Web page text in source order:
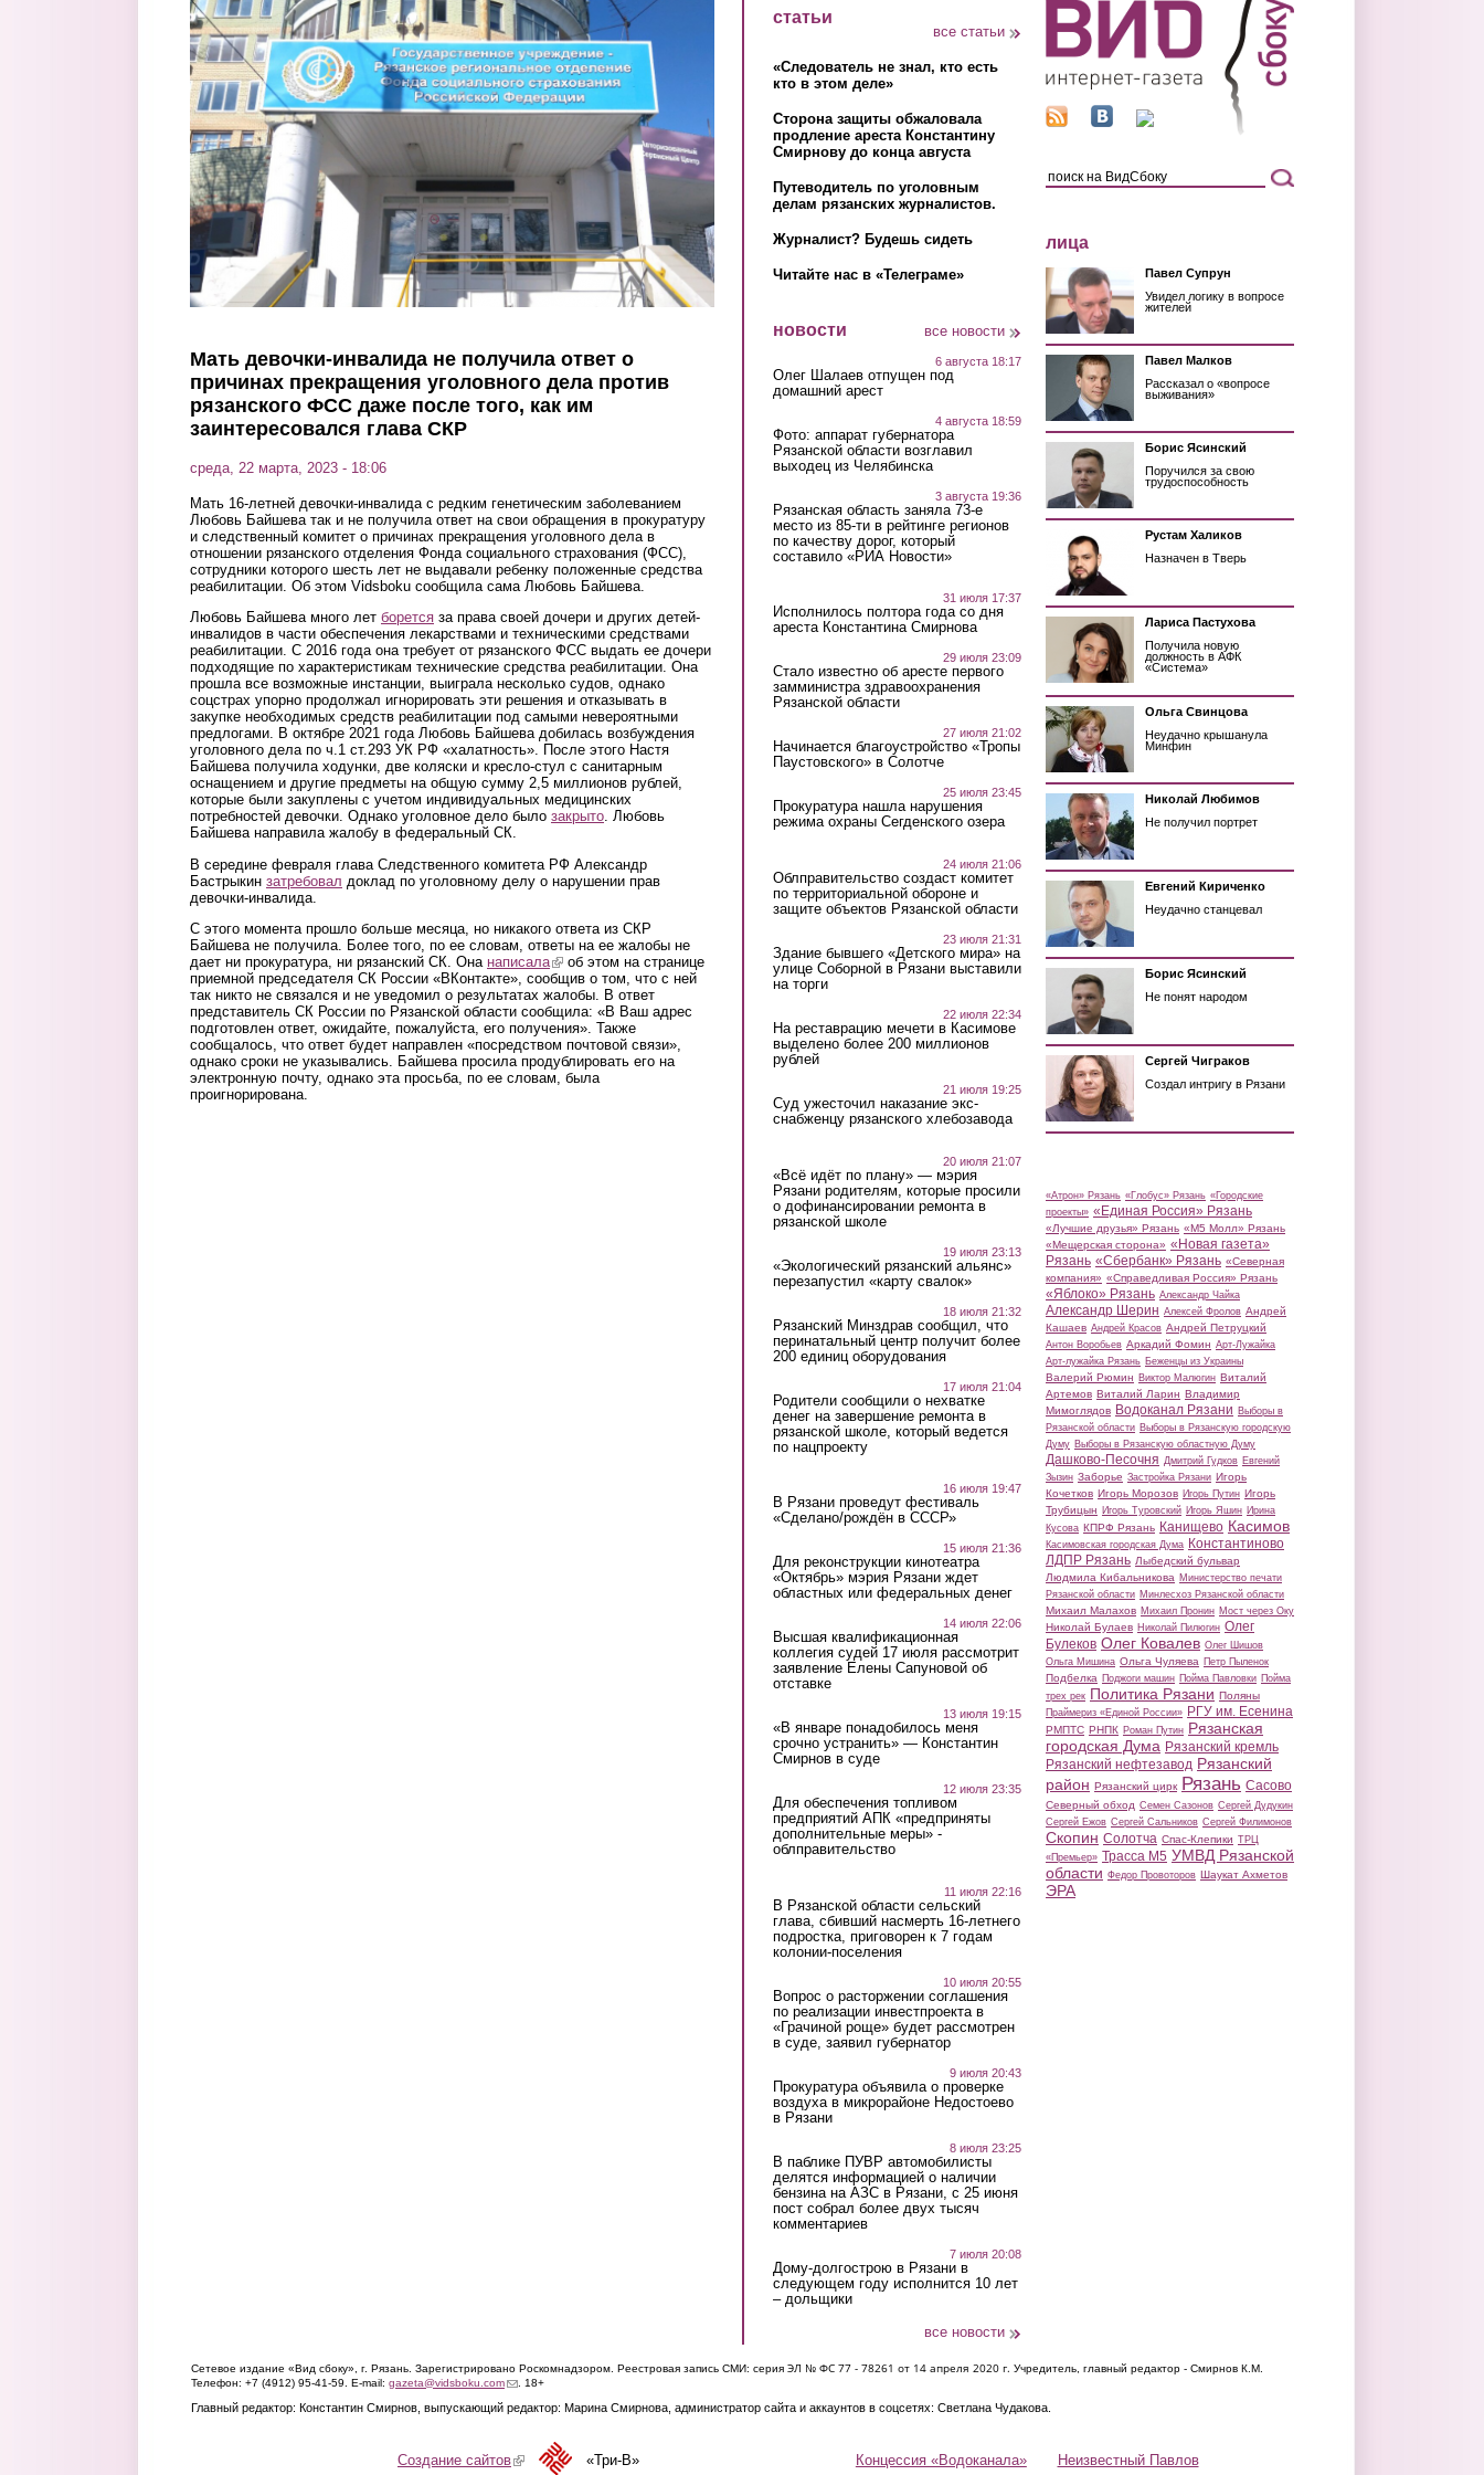
Перейти к основному содержанию
Мать девочки-инвалида не получила ответ о
причинах прекращения уголовного дела против
рязанского ФСС даже после того, как им
заинтересовался глава СКР
среда, 22 марта, 2023 - 18:06
Мать 16-летней девочки-инвалида с редким генетическим заболеванием
Любовь Байшева так и не получила ответ на свои обращения в прокуратуру
и следственный комитет о причинах прекращения уголовного дела в
отношении рязанского отделения Фонда социального страхования (ФСС),
сотрудники которого шесть лет не выдавали ребенку положенные средства
реабилитации. Об этом Vidsboku сообщила сама Любовь Байшева.
Любовь Байшева много лет борется за права своей дочери и других детей-
инвалидов в части обеспечения лекарствами и техническими средствами
реабилитации. С 2016 года она требует от рязанского ФСС выдать ее дочери
подходящие по характеристикам технические средства реабилитации. Она
прошла все возможные инстанции, выиграла несколько судов, однако
соцстрах упорно продолжал игнорировать эти решения и отказывать в
закупке необходимых средств реабилитации под самыми невероятными
предлогами. В октябре 2021 года Любовь Байшева добилась возбуждения
уголовного дела по ч.1 ст.293 УК РФ «халатность». После этого Настя
Байшева получила ходунки, две коляски и кресло-стул с санитарным
оснащением и другие предметы на общую сумму 2,5 миллионов рублей,
которые были закуплены с учетом индивидуальных медицинских
потребностей девочки. Однако уголовное дело было закрыто. Любовь
Байшева направила жалобу в федеральный СК.
В середине февраля глава Следственного комитета РФ Александр
Бастрыкин затребовал доклад по уголовному делу о нарушении прав
девочки-инвалида.
С этого момента прошло больше месяца, но никакого ответа из СКР
Байшева не получила. Более того, по ее словам, ответы на ее жалобы не
дает ни прокуратура, ни рязанский СК. Она написала(link is external)
об этом на странице
приемной председателя СК России «ВКонтакте», сообщив о том, что с ней
так никто не связался и не уведомил о результатах жалобы. В ответ
представитель СК России по Рязанской области сообщила: «В Ваш адрес
подготовлен ответ, ожидайте, пожалуйста, его получения». Также
сообщалось, что ответ будет направлен «посредством почтовой связи»,
однако сроки не указывались. Байшева просила продублировать его на
электронную почту, однако эта просьба, по ее словам, была
проигнорирована.
статьи
все статьи
«Следователь не знал, кто есть
кто в этом деле»
Сторона защиты обжаловала
продление ареста Константину
Смирнову до конца августа
Путеводитель по уголовным
делам рязанских журналистов.
Журналист? Будешь сидеть
Читайте нас в «Телеграме»
новости все новости
6 августа 18:17
Олег Шалаев отпущен под
домашний арест
4 августа 18:59
Фото: аппарат губернатора
Рязанской области возглавил
выходец из Челябинска
3 августа 19:36
Рязанская область заняла 73-е
место из 85-ти в рейтинге регионов
по качеству дорог, который
составило «РИА Новости»
31 июля 17:37
Исполнилось полтора года со дня
ареста Константина Смирнова
29 июля 23:09
Стало известно об аресте первого
замминистра здравоохранения
Рязанской области
27 июля 21:02
Начинается благоустройство «Тропы
Паустовского» в Солотче
25 июля 23:45
Прокуратура нашла нарушения
режима охраны Сегденского озера
24 июля 21:06
Облправительство создаст комитет
по территориальной обороне и
защите объектов Рязанской области
23 июля 21:31
Здание бывшего «Детского мира» на
улице Соборной в Рязани выставили
на торги
22 июля 22:34
На реставрацию мечети в Касимове
выделено более 200 миллионов
рублей
21 июля 19:25
Суд ужесточил наказание экс-
снабженцу рязанского хлебозавода
20 июля 21:07
«Всё идёт по плану» — мэрия
Рязани родителям, которые просили
о дофинансировании ремонта в
рязанской школе
19 июля 23:13
«Экологический рязанский альянс»
перезапустил «карту свалок»
18 июля 21:32
Рязанский Минздрав сообщил, что
перинатальный центр получит более
200 единиц оборудования
17 июля 21:04
Родители сообщили о нехватке
денег на завершение ремонта в
рязанской школе, который ведется
по нацпроекту
16 июля 19:47
В Рязани проведут фестиваль
«Сделано/рождён в СССР»
15 июля 21:36
Для реконструкции кинотеатра
«Октябрь» мэрия Рязани ждет
областных или федеральных денег
14 июля 22:06
Высшая квалификационная
коллегия судей 17 июля рассмотрит
заявление Елены Сапуновой об
отставке
13 июля 19:15
«В январе понадобилось меня
срочно устранить» — Константин
Смирнов в суде
12 июля 23:35
Для обеспечения топливом
предприятий АПК «предприняты
дополнительные меры» -
облправительство
11 июля 22:16
В Рязанской области сельский
глава, сбивший насмерть 16-летнего
подростка, приговорен к 7 годам
колонии-поселения
10 июля 20:55
Вопрос о расторжении соглашения
по реализации инвестпроекта в
«Грачиной роще» будет рассмотрен
в суде, заявил губернатор
9 июля 20:43
Прокуратура объявила о проверке
воздуха в микрорайоне Недостоево
в Рязани
8 июля 23:25
В паблике ПУВР автомобилисты
делятся информацией о наличии
бензина на АЗС в Рязани, с 25 июня
пост собрал более двух тысяч
комментариев
7 июля 20:08
Дому-долгострою в Рязани в
следующем году исполнится 10 лет
– дольщики
все новости
лица
Павел Супрун
Увидел логику в вопросе
жителей
Павел Малков
Рассказал о «вопросе
выживания»
Борис Ясинский
Поручился за свою
трудоспособность
Рустам Халиков
Назначен в Тверь
Лариса Пастухова
Получила новую
должность в АФК
«Система»
Ольга Свинцова
Неудачно крышанула
Минфин
Николай Любимов
Не получил портрет
Евгений Кириченко
Неудачно станцевал
Борис Ясинский
Не понят народом
Сергей Чиграков
Создал интригу в Рязани
«Атрон» Рязань «Глобус» Рязань «Городские
проекты» «Единая Россия» Рязань
«Лучшие друзья» Рязань «М5 Молл» Рязань
«Мещерская сторона» «Новая газета»
Рязань «Сбербанк» Рязань «Северная
компания» «Справедливая Россия» Рязань
«Яблоко» Рязань Александр Чайка
Александр Шерин Алексей Фролов Андрей
Кашаев Андрей Красов Андрей Петруцкий
Антон Воробьев Аркадий Фомин Арт-Лужайка
Арт-лужайка Рязань Беженцы из Украины
Валерий Рюмин Виктор Малюгин Виталий
Артемов Виталий Ларин Владимир
Мимоглядов Водоканал Рязани Выборы в
Рязанской области Выборы в Рязанскую городскую
Думу Выборы в Рязанскую областную Думу
Дашково-Песочня Дмитрий Гудков Евгений
Зызин Заборье Застройка Рязани Игорь
Кочетков Игорь Морозов Игорь Путин Игорь
Трубицын Игорь Туровский Игорь Яшин Ирина
Кусова КПРФ Рязань Канищево Касимов
Касимовская городская Дума Константиново
ЛДПР Рязань Лыбедский бульвар
Людмила Кибальникова Министерство печати
Рязанской области Минлесхоз Рязанской области
Михаил Малахов Михаил Пронин Мост через Оку
Николай Булаев Николай Пилюгин Олег
Булеков Олег Ковалев Олег Шишов
Ольга Мишина Ольга Чуляева Петр Пыленок
Подбелка Поджоги машин Пойма Павловки Пойма
трех рек Политика Рязани Поляны
Праймериз «Единой России» РГУ им. Есенина
РМПТС РНПК Роман Путин Рязанская
городская Дума Рязанский кремль
Рязанский нефтезавод Рязанский
район Рязанский цирк Рязань Сасово
Северный обход Семен Сазонов Сергей Дудукин
Сергей Ежов Сергей Сальников Сергей Филимонов
Скопин Солотча Спас-Клепики ТРЦ
«Премьер» Трасса М5 УМВД Рязанской
области Федор Провоторов Шаукат Ахметов
ЭРА
Сетевое издание «Вид сбоку», г. Рязань. Зарегистрировано Роскомнадзором. Реестровая запись СМИ: серия ЭЛ № ФС 77 - 78261 от 14 апреля 2020 г. Учредитель, главный редактор - Смирнов К.М.
Телефон: +7 (4912) 95-41-59. E-mail: gazeta@vidsboku.com(link sends e-mail)
. 18+
Главный редактор: Константин Смирнов, выпускающий редактор: Марина Смирнова, администратор сайта и аккаунтов в соцсетях: Светлана Чудакова.
Концессия «Водоканала» Неизвестный Павлов
Создание сайтов(link is external)«Три-В»